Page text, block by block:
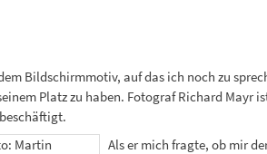
Bildschirmmotiv, auf das ich noch zu
Platz zu haben. Fotograf Richard Mayr
Als er mich fragte, ob mir